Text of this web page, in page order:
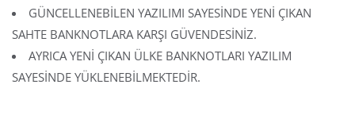
GÜNCELLENEBİLEN YAZILIMI SAYESİNDE YENİ ÇIKAN
SAHTE BANKNOTLARA KARŞI GÜVENDESİNİZ.
AYRICA YENİ ÇIKAN ÜLKE BANKNOTLARI YAZILIM
SAYESİNDE YÜKLENEBİLMEKTEDİR.